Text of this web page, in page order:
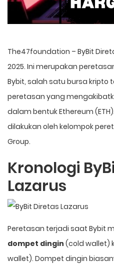
The47foundation – ByBit
2025. Ini merupakan
Bybit, salah satu bursa kripto
peretasan yang
dalam bentuk Ethereum
dilakukan oleh kelompok
Group.
Kronologi
Lazarus
Peretasan terjadi saat Bybit
dompet dingin (cold wallet)
wallet). Dompet dingin